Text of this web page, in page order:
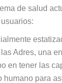
de salud
Adres, una
en tener las
humano para